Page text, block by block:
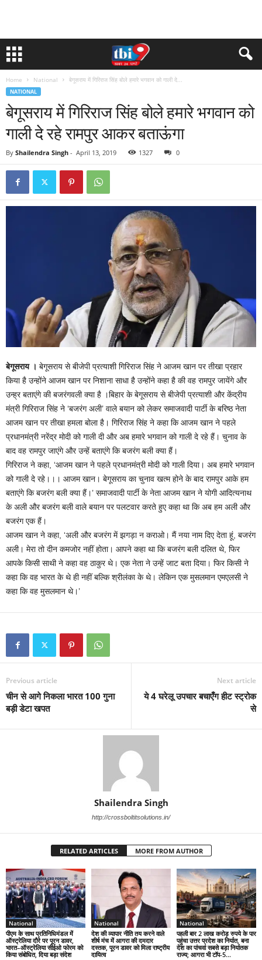
Home National बेगूसराय में गिरिराज सिंह बोले हमारे भगवान को गाली दे...
NATIONAL
बेगूसराय में गिरिराज सिंह बोले हमारे भगवान को
गाली दे रहे रामपुर आकर बताऊंगा
By Shailendra Singh - April 13, 2019 1327 0
बेगूसराय । बेगूसराय से बीजेपी प्रत्याशी गिरिराज सिंह ने आजम खान पर तीखा प्रहार
किया है उन्होंने आजम खान पर निशाना साधा है उन्होंने कहा है की वह रामपुर जायेंगे और
उन्ह्र बताएंगे की बजरंगवली क्या है ।बिहार के बेगूसराय से बीजेपी प्रत्याशी और केंद्रीय
मंत्री गिरिराज सिंह ने ‘बजरंग अली’ वाले बयान को लेकर समाजवादी पार्टी के बरिष्ठ नेता
आजम खान पर तीखा हमला बोला है। गिरिराज सिंह ने कहा कि आजम खान ने पहले
प्रधानमंत्री नरेंद्र मोदी को गाली दी और अब हमारे भगवान को गाली दे रहे हैं। चुनाव के
बाद वह रामपुर जाएंगे और उन्हें बताएंगे कि बजरंग बली क्या हैं।
गिरिराज ने कहा, ‘आजम खान ने पहले प्रधानमंत्री मोदी को गाली दिया। अब हमारे भगवान
को गाली दे रहे।।। आजम खान। बेगूसराय का चुनाव खत्म होने के बाद रामपुर आके हम
बताएंगे कि बजरंग बली क्या हैं।’ समाजवादी पार्टी के नेता आजम खान ने योगी आदित्यनाथ
के अली और बजरंग बली वाले बयान पर पलटवार करते हुए कहा था कि अब हम अली और
बजरंग एक हैं।
आजम खान ने कहा, ‘अली और बजरंग में झगड़ा न कराओ। मैं नया नाम दिए देता हूं, बजरंग
अली। मेरा तो दीन कमजोर नहीं होता। आपने कहा था कि बजरंग बली दलित थे, फिर
आपके किसी साथी ने कहा वह ठाकुर थे। एक नेता ने उन्हें जाट बता दिया। फिर किसी ने
कहा कि वह भारत के थे ही नहीं बल्कि श्रीलंका के थे। लेकिन एक मुसलमान एमएलसी ने
कहा कि वह मुसलमान थे।’
Previous article
चीन से आगे निकला भारत 100 गुना
बड़ी डेटा खपत
Next article
ये 4 घरेलू उपचार बचाएँग हीट स्ट्रोक
से
Shailendra Singh
http://crossboltitsolutions.in/
RELATED ARTICLES MORE FROM AUTHOR
National
पीएम के साथ प्रतिनिधिमंडल में
ऑस्ट्रेलिया दौरे पर पूरन डावर,
भारत–ऑस्ट्रेलिया सीईओ फोरम को
किया संबोधित, दिया बड़ा संदेश
National
देश की व्यापार नीति तय करने वाले
शीर्ष मंच में आगरा की दमदार
दस्तक, पूरन डावर को मिला राष्ट्रीय
दायित्व
National
पहली बार 2 लाख करोड़ रुपये के पार
पहुंचा उत्तर प्रदेश का निर्यात, बना
देश का पांचवां सबसे बड़ा निर्यातक
राज्य; आगरा भी टॉप-5...